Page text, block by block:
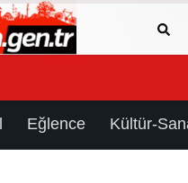
Eğlence Kültür-